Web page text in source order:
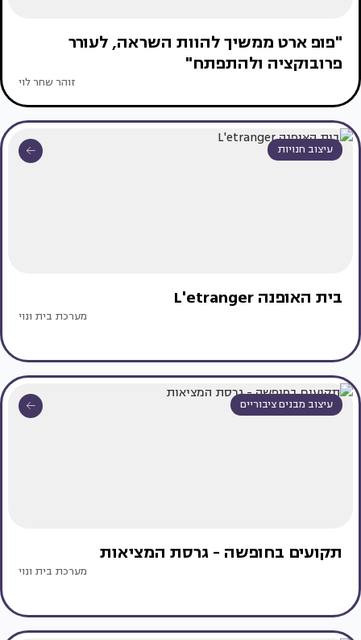
"פופ ארט ממשיך להוות השראה, לעורר
פרובוקציה ולהתפתח"
זוהר שחר לוי
עיצוב חנויות
בית האופנה L'etranger
מערכת בית ונוי
עיצוב מבנים ציבוריים
תקועים בחופשה - גרסת המציאות
מערכת בית ונוי